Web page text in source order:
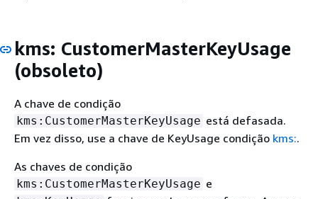
kms: CustomerMasterKeyUsage
(obsoleto)
A chave de condição
kms:CustomerMasterKeyUsage está defasada.
Em vez disso, use a chave de KeyUsage condição kms:.
As chaves de condição
kms:CustomerMasterKeyUsage e